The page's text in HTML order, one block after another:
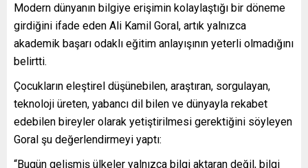
Modern dünyanın bilgiye erişimin kolaylaştığı bir döneme
girdiğini ifade eden Ali Kamil Goral, artık yalnızca
akademik başarı odaklı eğitim anlayışının yeterli olmadığını
belirtti.
Çocukların eleştirel düşünebilen, araştıran, sorgulayan,
teknoloji üreten, yabancı dil bilen ve dünyayla rekabet
edebilen bireyler olarak yetiştirilmesi gerektiğini söyleyen
Goral şu değerlendirmeyi yaptı:
“Bugün gelişmiş ülkeler yalnızca bilgi aktaran değil, bilgi